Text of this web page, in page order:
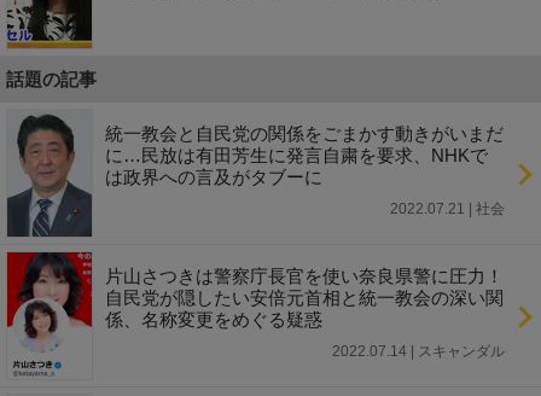
話題の記事
統一教会と自民党の関係をごまかす動きがいまだ
に…民放は有田芳生に発言自粛を要求、NHKで
は政界への言及がタブーに
2022.07.21 | 社会
片山さつきは警察庁長官を使い奈良県警に圧力！
自民党が隠したい安倍元首相と統一教会の深い関
係、名称変更をめぐる疑惑
2022.07.14 | スキャンダル